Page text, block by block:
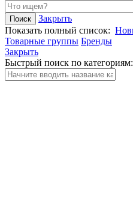
Закрыть
Показать полный список:
Товарные группы Бренды
Закрыть
Быстрый поиск по категориям: